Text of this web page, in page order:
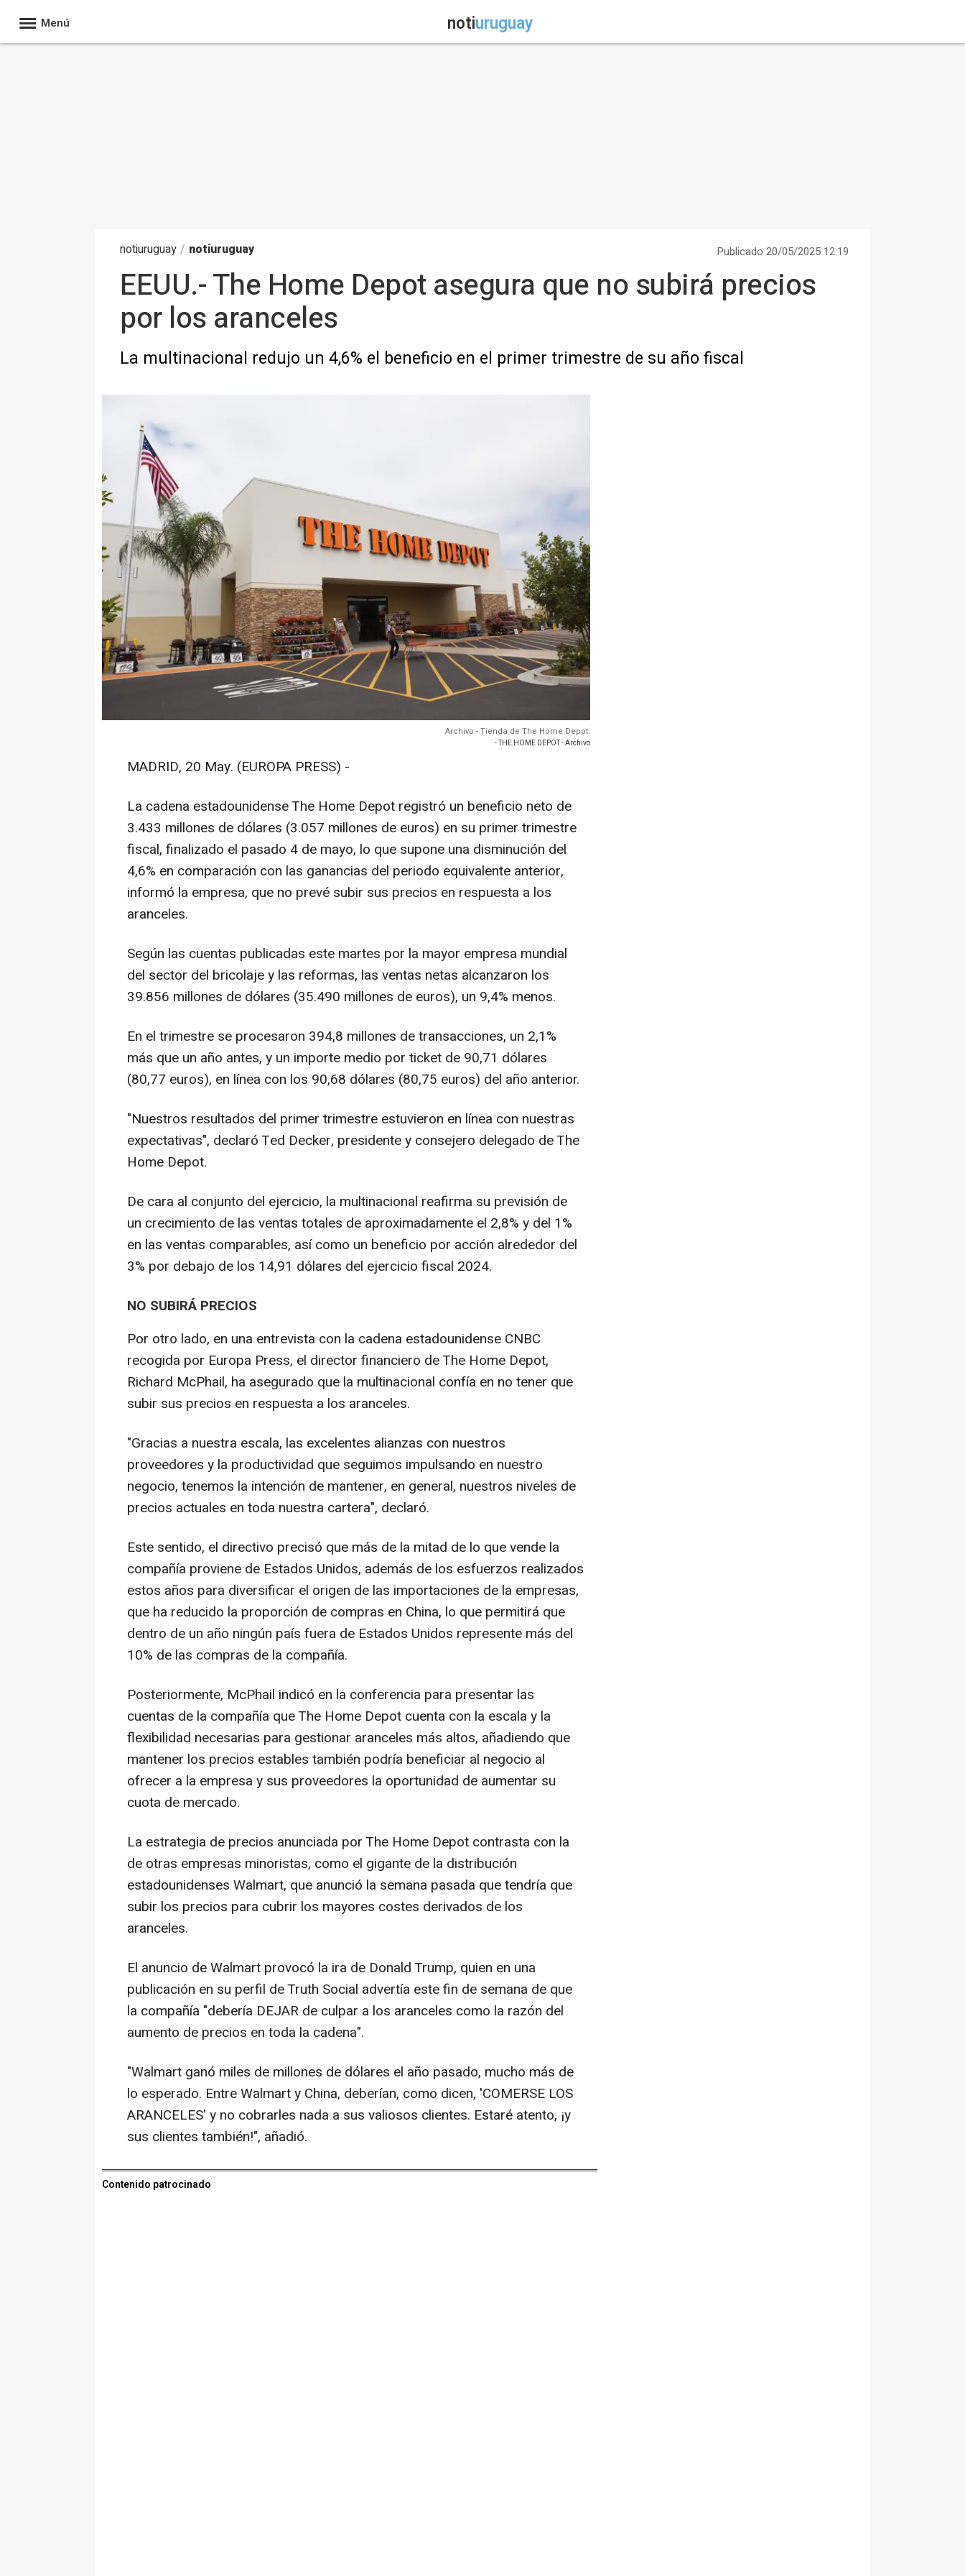
Menú notiuruguay
notiuruguay / notiuruguay Publicado 20/05/2025 12:19
EEUU.- The Home Depot asegura que no subirá precios
por los aranceles
La multinacional redujo un 4,6% el beneficio en el primer trimestre de su año fiscal
Archivo - Tienda de The Home Depot.
- THE HOME DEPOT - Archivo
MADRID, 20 May. (EUROPA PRESS) -
La cadena estadounidense The Home Depot registró un beneficio neto de
3.433 millones de dólares (3.057 millones de euros) en su primer trimestre
fiscal, finalizado el pasado 4 de mayo, lo que supone una disminución del
4,6% en comparación con las ganancias del periodo equivalente anterior,
informó la empresa, que no prevé subir sus precios en respuesta a los
aranceles.
Según las cuentas publicadas este martes por la mayor empresa mundial
del sector del bricolaje y las reformas, las ventas netas alcanzaron los
39.856 millones de dólares (35.490 millones de euros), un 9,4% menos.
En el trimestre se procesaron 394,8 millones de transacciones, un 2,1%
más que un año antes, y un importe medio por ticket de 90,71 dólares
(80,77 euros), en línea con los 90,68 dólares (80,75 euros) del año anterior.
"Nuestros resultados del primer trimestre estuvieron en línea con nuestras
expectativas", declaró Ted Decker, presidente y consejero delegado de The
Home Depot.
De cara al conjunto del ejercicio, la multinacional reafirma su previsión de
un crecimiento de las ventas totales de aproximadamente el 2,8% y del 1%
en las ventas comparables, así como un beneficio por acción alrededor del
3% por debajo de los 14,91 dólares del ejercicio fiscal 2024.
NO SUBIRÁ PRECIOS
Por otro lado, en una entrevista con la cadena estadounidense CNBC
recogida por Europa Press, el director financiero de The Home Depot,
Richard McPhail, ha asegurado que la multinacional confía en no tener que
subir sus precios en respuesta a los aranceles.
"Gracias a nuestra escala, las excelentes alianzas con nuestros
proveedores y la productividad que seguimos impulsando en nuestro
negocio, tenemos la intención de mantener, en general, nuestros niveles de
precios actuales en toda nuestra cartera", declaró.
Este sentido, el directivo precisó que más de la mitad de lo que vende la
compañía proviene de Estados Unidos, además de los esfuerzos realizados
estos años para diversificar el origen de las importaciones de la empresas,
que ha reducido la proporción de compras en China, lo que permitirá que
dentro de un año ningún país fuera de Estados Unidos represente más del
10% de las compras de la compañía.
Posteriormente, McPhail indicó en la conferencia para presentar las
cuentas de la compañía que The Home Depot cuenta con la escala y la
flexibilidad necesarias para gestionar aranceles más altos, añadiendo que
mantener los precios estables también podría beneficiar al negocio al
ofrecer a la empresa y sus proveedores la oportunidad de aumentar su
cuota de mercado.
La estrategia de precios anunciada por The Home Depot contrasta con la
de otras empresas minoristas, como el gigante de la distribución
estadounidenses Walmart, que anunció la semana pasada que tendría que
subir los precios para cubrir los mayores costes derivados de los
aranceles.
El anuncio de Walmart provocó la ira de Donald Trump, quien en una
publicación en su perfil de Truth Social advertía este fin de semana de que
la compañía "debería DEJAR de culpar a los aranceles como la razón del
aumento de precios en toda la cadena".
"Walmart ganó miles de millones de dólares el año pasado, mucho más de
lo esperado. Entre Walmart y China, deberían, como dicen, 'COMERSE LOS
ARANCELES' y no cobrarles nada a sus valiosos clientes. Estaré atento, ¡y
sus clientes también!", añadió.
Contenido patrocinado